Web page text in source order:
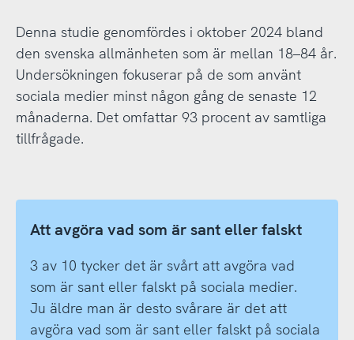
Denna studie genomfördes i oktober 2024 bland
den svenska allmänheten som är mellan 18–84 år.
Undersökningen fokuserar på de som använt
sociala medier minst någon gång de senaste 12
månaderna. Det omfattar 93 procent av samtliga
tillfrågade.
Att avgöra vad som är sant eller falskt
3 av 10 tycker det är svårt att avgöra vad
som är sant eller falskt på sociala medier.
Ju äldre man är desto svårare är det att
avgöra vad som är sant eller falskt på sociala